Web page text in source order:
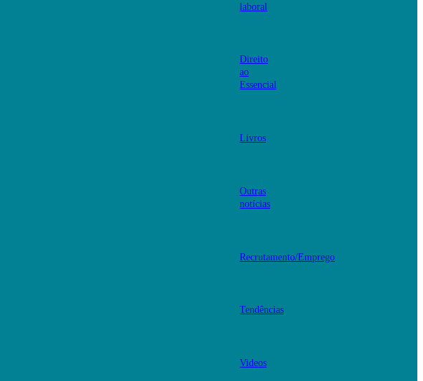
laboral
Direito
ao
Essencial
Livros
Outras
notícias
Recrutamento/Emprego
Tendências
Videos